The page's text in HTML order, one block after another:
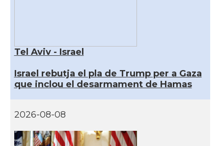
Tel Aviv - Israel
Israel rebutja el pla de Trump per a Gaza
que inclou el desarmament de Hamas
2026-08-08